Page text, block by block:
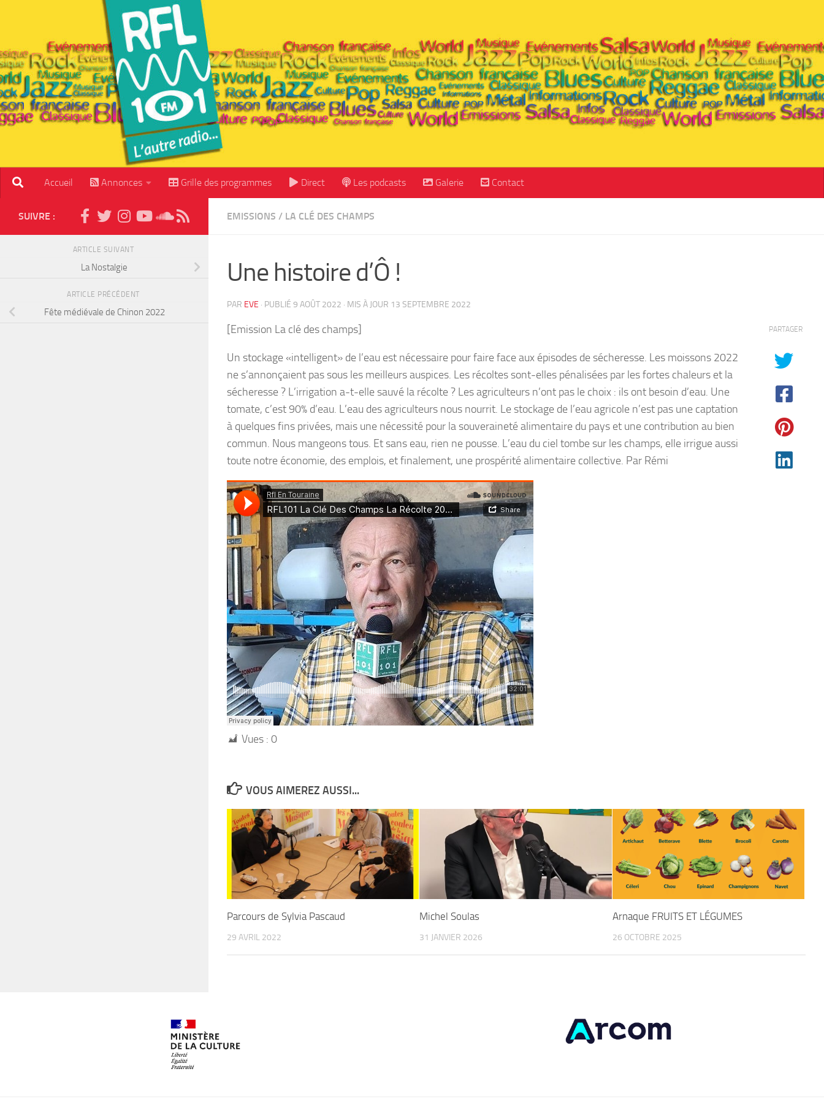
Accueil Annonces Grille des programmes Direct Les podcasts Galerie Contact
EMISSIONS / LA CLÉ DES CHAMPS
Une histoire d’Ô !
PAR EVE · PUBLIÉ 9 AOÛT 2022 · MIS À JOUR 13 SEPTEMBRE 2022
[Emission La clé des champs]
Un stockage «intelligent» de l’eau est nécessaire pour faire face aux épisodes de sécheresse. Les moissons 2022
ne s’annonçaient pas sous les meilleurs auspices. Les récoltes sont-elles pénalisées par les fortes chaleurs et la
sécheresse ? L’irrigation a-t-elle sauvé la récolte ? Les agriculteurs n’ont pas le choix : ils ont besoin d’eau. Une
tomate, c’est 90% d’eau. L’eau des agriculteurs nous nourrit. Le stockage de l’eau agricole n’est pas une captation
à quelques fins privées, mais une nécessité pour la souveraineté alimentaire du pays et une contribution au bien
commun. Nous mangeons tous. Et sans eau, rien ne pousse. L’eau du ciel tombe sur les champs, elle irrigue aussi
toute notre économie, des emplois, et finalement, une prospérité alimentaire collective. Par Rémi
Vues : 0
PARTAGER
VOUS AIMEREZ AUSSI...
Parcours de Sylvia Pascaud
29 AVRIL 2022
Michel Soulas
31 JANVIER 2026
Arnaque FRUITS ET LÉGUMES
26 OCTOBRE 2025
SUIVRE :
ARTICLE SUIVANT
La Nostalgie
ARTICLE PRÉCÉDENT
Fête médiévale de Chinon 2022